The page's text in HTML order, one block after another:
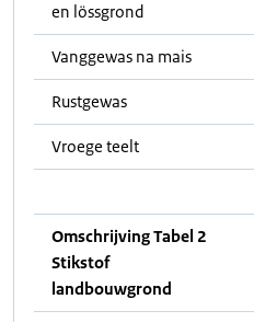
en lössgrond
Vanggewas na mais
Rustgewas
Vroege teelt
Omschrijving Tabel 2
Stikstof
landbouwgrond